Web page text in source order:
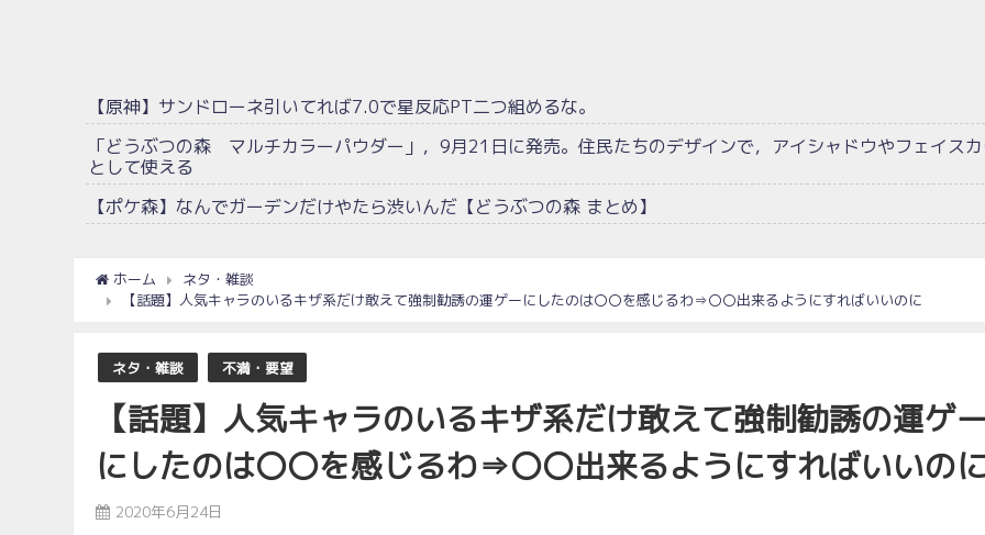
【原神】サンドローネ引いてれば7.0で星反応PT二つ組めるな。
「どうぶつの森 マルチカラーパウダー」，9月21日に発売。住民たちのデザインで，アイシャドウやフェイス
として使える
【ポケ森】なんでガーデンだけやたら渋いんだ【どうぶつの森 まとめ】
ホーム
ネタ・雑談
【話題】人気キャラのいるキザ系だけ敢えて強制勧誘の運ゲーにしたのは〇〇を感じるわ⇒〇〇出来るようにすればいいのに
ネタ・雑談 不満・要望
【話題】人気キャラのいるキザ系だけ敢えて強制勧誘の運ゲ
にしたのは〇〇を感じるわ⇒〇〇出来るようにすればいいの
2020年6月24日